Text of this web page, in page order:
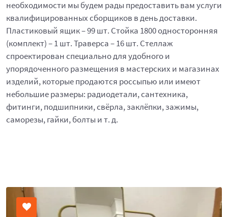
необходимости мы будем рады предоставить вам услуги
квалифицированных сборщиков в день доставки.
Пластиковый ящик – 99 шт. Стойка 1800 односторонняя
(комплект) – 1 шт. Траверса – 16 шт. Стеллаж
спроектирован специально для удобного и
упорядоченного размещения в мастерских и магазинах
изделий, которые продаются россыпью или имеют
небольшие размеры: радиодетали, сантехника,
фитинги, подшипники, свёрла, заклёпки, зажимы,
саморезы, гайки, болты и т. д.